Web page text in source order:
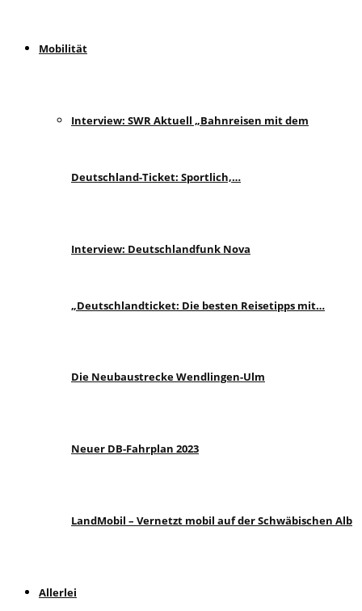
Mobilität
Interview: SWR Aktuell „Bahnreisen mit dem
Deutschland-Ticket: Sportlich,…
Interview: Deutschlandfunk Nova
„Deutschlandticket: Die besten Reisetipps mit…
Die Neubaustrecke Wendlingen-Ulm
Neuer DB-Fahrplan 2023
LandMobil – Vernetzt mobil auf der Schwäbischen Alb
Allerlei